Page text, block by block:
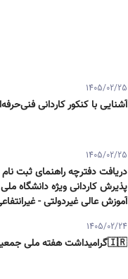
1405/02/25
آشنایی با کنکور کاردانی
1405/02/25
دریافت دفترچه راهنمای ثبت نام
پذیرش کاردانی ویژه دانشگاه
آموزش عالی غیردولتی -
1405/02/24
🇮🇷گرامیداشت هفته ملی جمعیت سال ۱۴۰۵